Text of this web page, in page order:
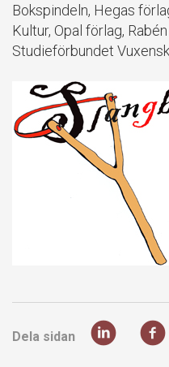
Bokspindeln, Hegas
Kultur, Opal förlag,
Studieförbundet
Dela sidan